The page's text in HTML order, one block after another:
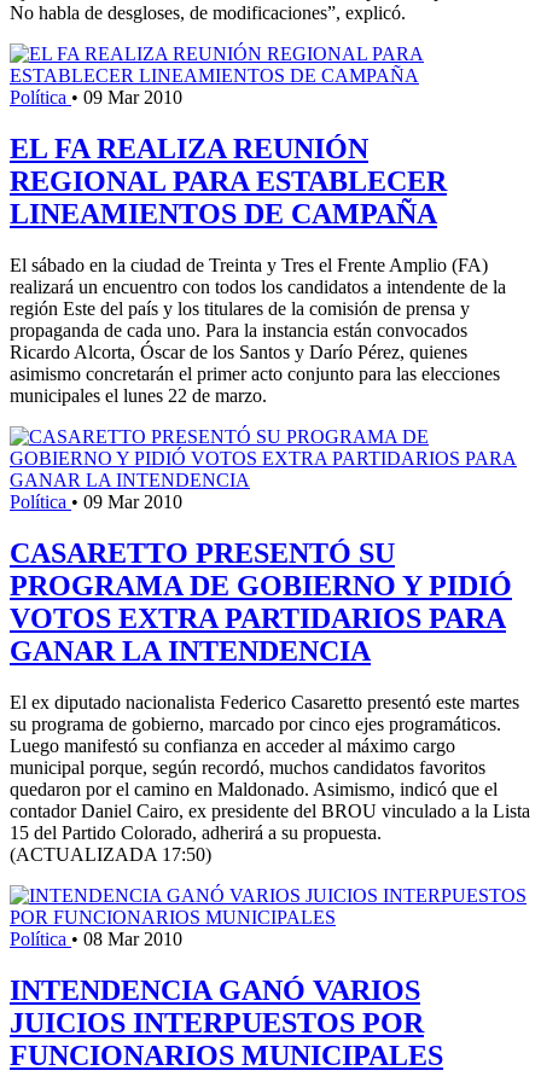
No habla de desgloses, de modificaciones”, explicó.
Política • 09 Mar 2010
EL FA REALIZA REUNIÓN
REGIONAL PARA ESTABLECER
LINEAMIENTOS DE CAMPAÑA
El sábado en la ciudad de Treinta y Tres el Frente Amplio (FA)
realizará un encuentro con todos los candidatos a intendente de la
región Este del país y los titulares de la comisión de prensa y
propaganda de cada uno. Para la instancia están convocados
Ricardo Alcorta, Óscar de los Santos y Darío Pérez, quienes
asimismo concretarán el primer acto conjunto para las elecciones
municipales el lunes 22 de marzo.
Política • 09 Mar 2010
CASARETTO PRESENTÓ SU
PROGRAMA DE GOBIERNO Y PIDIÓ
VOTOS EXTRA PARTIDARIOS PARA
GANAR LA INTENDENCIA
El ex diputado nacionalista Federico Casaretto presentó este martes
su programa de gobierno, marcado por cinco ejes programáticos.
Luego manifestó su confianza en acceder al máximo cargo
municipal porque, según recordó, muchos candidatos favoritos
quedaron por el camino en Maldonado. Asimismo, indicó que el
contador Daniel Cairo, ex presidente del BROU vinculado a la Lista
15 del Partido Colorado, adherirá a su propuesta.
(ACTUALIZADA 17:50)
Política • 08 Mar 2010
INTENDENCIA GANÓ VARIOS
JUICIOS INTERPUESTOS POR
FUNCIONARIOS MUNICIPALES